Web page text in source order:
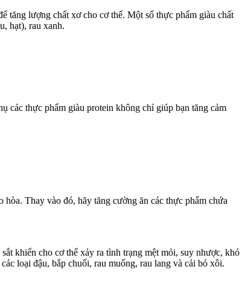
tăng lượng chất xơ cho cơ thể. Một số thực phẩm giàu chất
hạt), rau xanh.
các thực phẩm giàu protein không chỉ giúp bạn tăng cảm
hòa. Thay vào đó, hãy tăng cường ăn các thực phẩm chứa
khiến cho cơ thể xảy ra tình trạng mệt mỏi, suy nhược, khó
loại đậu, bắp chuối, rau muống, rau lang và cải bó xôi.